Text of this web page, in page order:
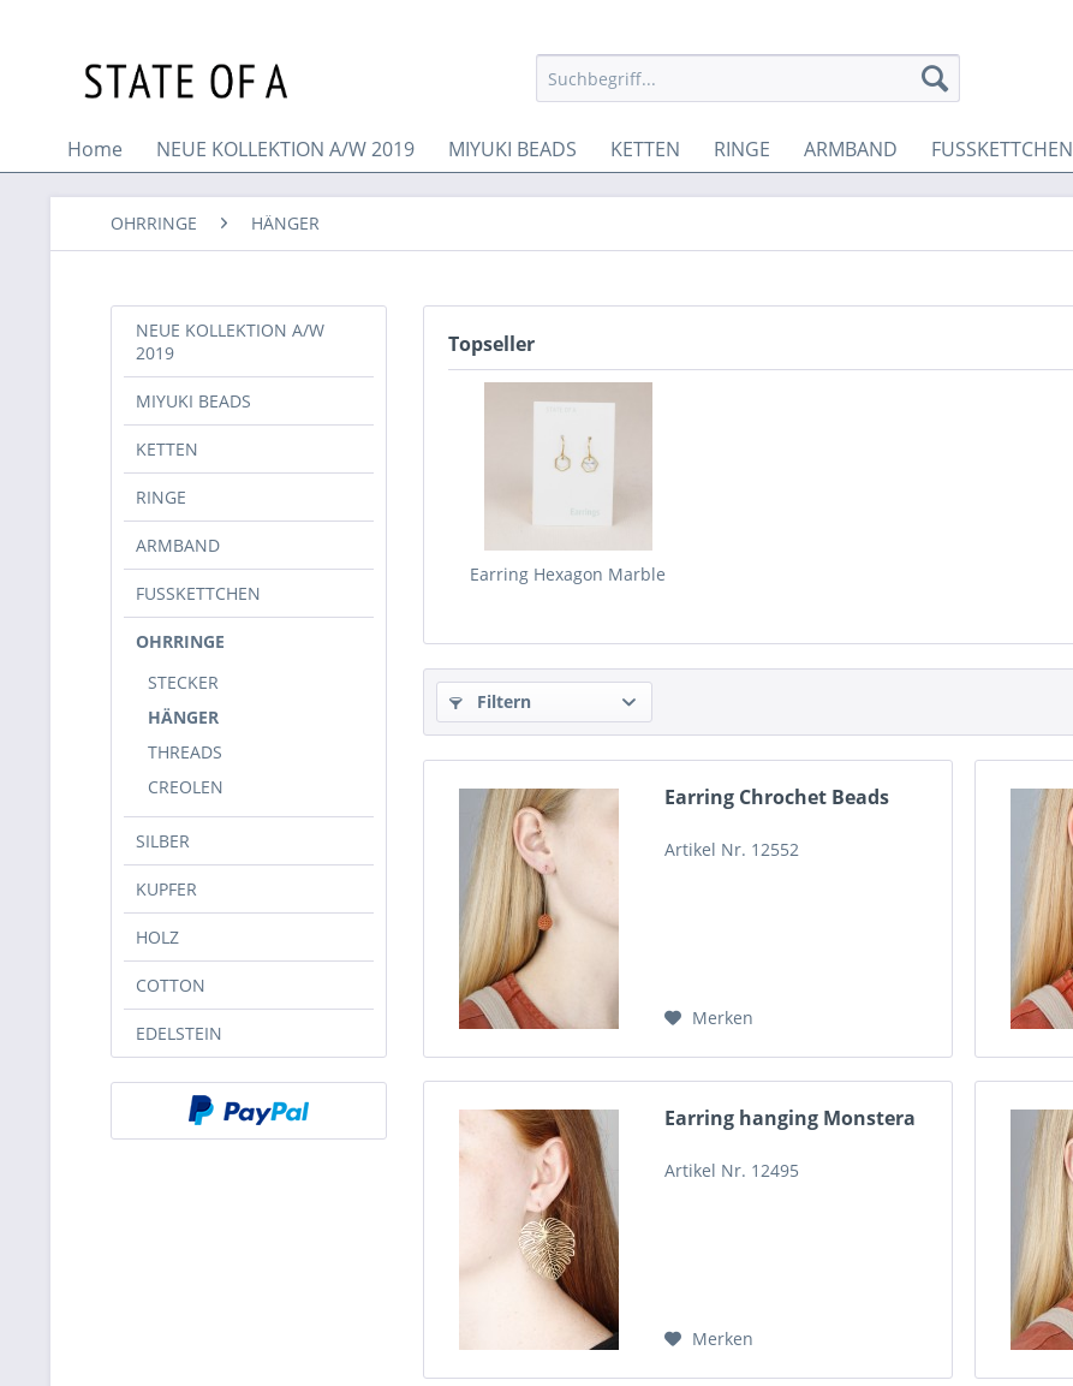
Home NEUE KOLLEKTION A/W 2019 MIYUKI BEADS KETTEN RINGE ARMBAND FUSSKETTCHEN
OHRRINGE HÄNGER
NEUE KOLLEKTION A/W
2019
MIYUKI BEADS
KETTEN
RINGE
ARMBAND
FUSSKETTCHEN
OHRRINGE
STECKER
HÄNGER
THREADS
CREOLEN
SILBER
KUPFER
HOLZ
COTTON
EDELSTEIN
Topseller
Earring Hexagon Marble
Filtern
Earring Chrochet Beads
Artikel Nr. 12552
Merken
Earring hanging Monstera
Artikel Nr. 12495
Merken